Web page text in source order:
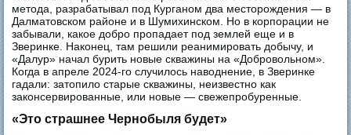
метода, разрабатывал под Курганом два месторождения — в
Далматовском районе и в Шумихинском. Но в корпорации не
забывали, какое добро пропадает под землей еще и в
Зверинке. Наконец, там решили реанимировать добычу, и
«Далур» начал бурить новые скважины на «Добровольном».
Когда в апреле 2024-го случилось наводнение, в Зверинке
гадали: затопило старые скважины, неизвестно как
законсервированные, или новые — свежепробуренные.
«Это страшнее Чернобыля будет»